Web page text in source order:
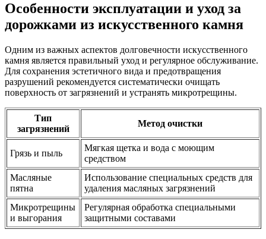
Особенности эксплуатации и уход за
дорожками из искусственного камня
Одним из важных аспектов долговечности искусственного
камня является правильный уход и регулярное обслуживание.
Для сохранения эстетичного вида и предотвращения
разрушений рекомендуется систематически очищать
поверхность от загрязнений и устранять микротрещины.
Тип
загрязнений
Метод очистки
Грязь и пыль
Мягкая щетка и вода с моющим
средством
Масляные
пятна
Использование специальных средств для
удаления масляных загрязнений
Микротрещины
и выгорания
Регулярная обработка специальными
защитными составами